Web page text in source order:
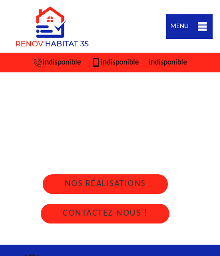
MENU
indisponible indisponible indisponible
NOS RÉALISATIONS
CONTACTEZ-NOUS !